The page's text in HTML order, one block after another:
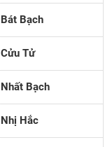
Bát Bạch
Cửu Tử
Nhất Bạch
Nhị Hắc